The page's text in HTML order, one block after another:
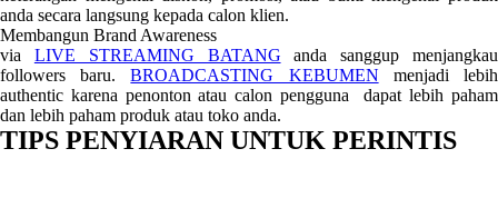
anda secara langsung kepada calon klien.
Membangun Brand Awareness
via LIVE STREAMING BATANG anda sanggup menjangkau
followers baru.BROADCASTING KEBUMEN menjadi lebih
authentic karena penonton atau calon pengguna dapat lebih paham
dan lebih paham produk atau toko anda.
TIPS PENYIARAN UNTUK PERINTIS